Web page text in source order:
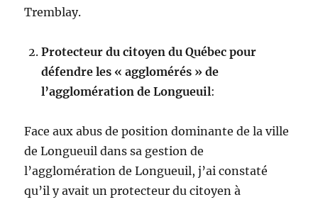
Tremblay.
Protecteur du citoyen du Québec pour
défendre les « agglomérés » de
l’agglomération de Longueuil:
Face aux abus de position dominante de la ville
de Longueuil dans sa gestion de
l’agglomération de Longueuil, j’ai constaté
qu’il y avait un protecteur du citoyen à